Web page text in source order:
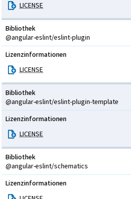
LICENSE
Bibliothek
@angular-eslint/eslint-plugin
Lizenzinformationen
LICENSE
Bibliothek
@angular-eslint/eslint-plugin-template
Lizenzinformationen
LICENSE
Bibliothek
@angular-eslint/schematics
Lizenzinformationen